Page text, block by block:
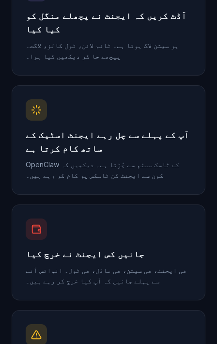
آڈٹ کریں کہ ایجنٹ نے پچھلے منگل کو
کیا کیا
ہر سیشن لاگ ہوتا ہے۔ ٹائم لائن، ٹول کالز، لاگت۔
پیچھے جا کر دیکھیں کیا ہوا۔
آپ کے پہلے سے چل رہے ایجنٹ اسٹیک کے
ساتھ کام کرتا ہے
OpenClaw کے ٹاسک سسٹم سے جُڑتا ہے۔ دیکھیں کہ
کون سے ایجنٹ کن ٹاسکس پر کام کر رہے ہیں۔
جانیں کس ایجنٹ نے خرچ کیا
فی ایجنٹ، فی سیشن، فی ماڈل، فی ٹول۔ انوائس آنے
سے پہلے جانیں کہ آپ کیا خرچ کر رہے ہیں۔